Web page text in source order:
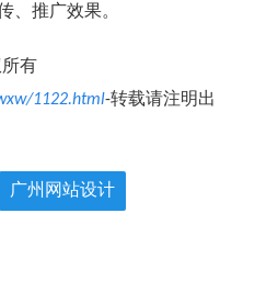
、推广效果。
有
1122.html-转载请注明出
广州网站设计